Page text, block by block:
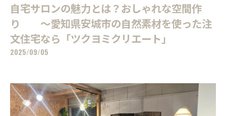
自宅サロンの魅力とは？おしゃれな空間作
り ～愛知県安城市の自然素材を使った注
文住宅なら「ツクヨミクリエート」
2025/09/05